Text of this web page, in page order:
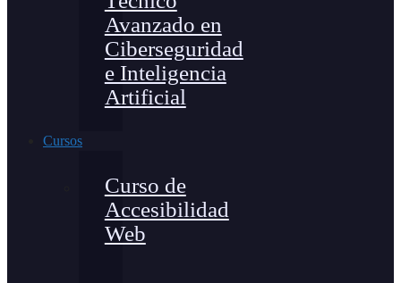
Avanzado en
Ciberseguridad
e Inteligencia
Artificial
Cursos
Curso de
Accesibilidad
Web